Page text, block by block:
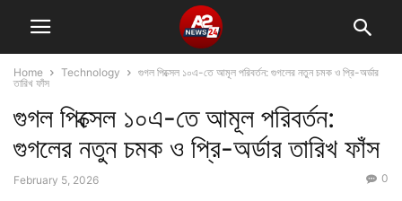
Home Technology
গুগল পিক্সেল ১০এ-তে আমূল পরিবর্তন: গুগলের নতুন চমক ও প্রি-অর্ডার
তারিখ ফাঁস
গুগল পিক্সেল ১০এ-তে আমূল পরিবর্তন:
গুগলের নতুন চমক ও প্রি-অর্ডার তারিখ ফাঁস
February 5, 2026 0